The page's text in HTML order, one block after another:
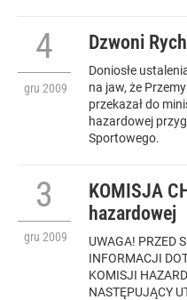
Dzwoni
4
gru 2009
Doniosłe
na jaw, że
przekazał do
hazardowej
Sportowego.
KOMISJA
hazardowej
3
gru 2009
UWAGA! PRZED
INFORMACJI
KOMISJI
NASTĘPUJĄCY